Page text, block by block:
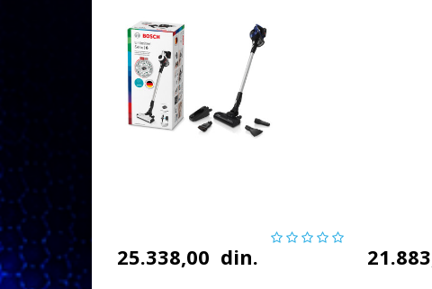
25.338,00 din.